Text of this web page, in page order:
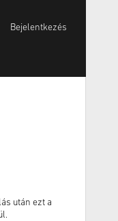
Bejelentkezés
után ezt a